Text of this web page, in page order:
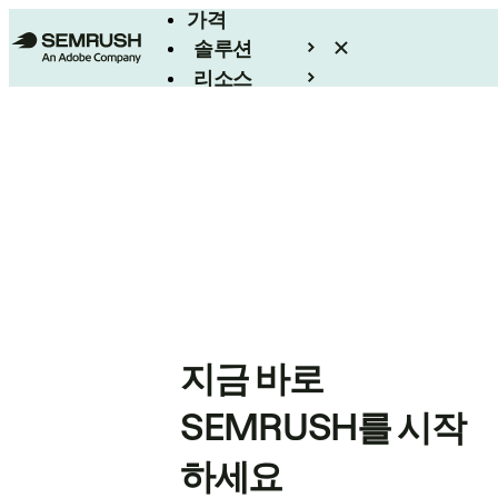
가격
솔루션
리소스
지금 바로
SEMRUSH를 시작
하세요